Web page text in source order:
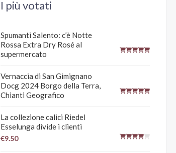
I più votati
Spumanti Salento: c’è Notte
Rossa Extra Dry Rosé al
supermercato
Vernaccia di San Gimignano
Docg 2024 Borgo della Terra,
Chianti Geografico
La collezione calici Riedel
Esselunga divide i clienti
€9.50